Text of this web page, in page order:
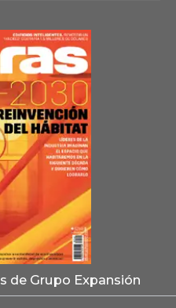
de Grupo Expansión